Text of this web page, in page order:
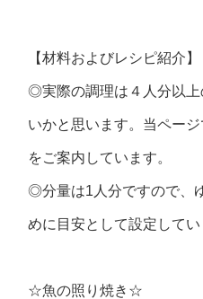
【材料およびレシピ紹介】
◎実際の調理は４人分以
いかと思います。当ペー
をご案内しています。
◎分量は1人分ですので、
めに目安として設定してい
☆魚の照り焼き☆